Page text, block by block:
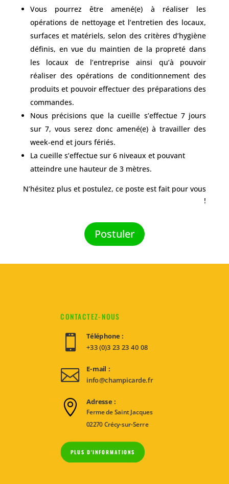
Vous pourrez être amené(e) à réaliser les
opérations de nettoyage et l’entretien des locaux,
surfaces et matériels, selon des critères d’hygiène
définis, en vue du maintien de la propreté dans
les locaux de l’entreprise ainsi qu’à pouvoir
réaliser des opérations de conditionnement des
produits et pouvoir effectuer des préparations des
commandes.
Nous précisions que la cueille s’effectue 7 jours
sur 7, vous serez donc amené(e) à travailler des
week-end et jours fériés.
La cueille s’effectue sur 6 niveaux et pouvant
atteindre une hauteur de 3 mètres.
N’hésitez plus et postulez, ce poste est fait pour vous
!
Postuler
CONTACTEZ-NOUS

Téléphone :
+33 (0)3 23 23 40 08

E-mail :
info@champicarde.fr
 Adresse :
Ferme de Saint Jacques
02270 Crécy-sur-Serre
PLUS D'INFORMATIONS